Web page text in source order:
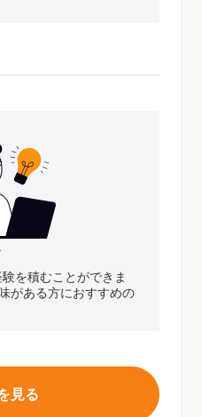
を積むことができま
がある方におすすめの
見る